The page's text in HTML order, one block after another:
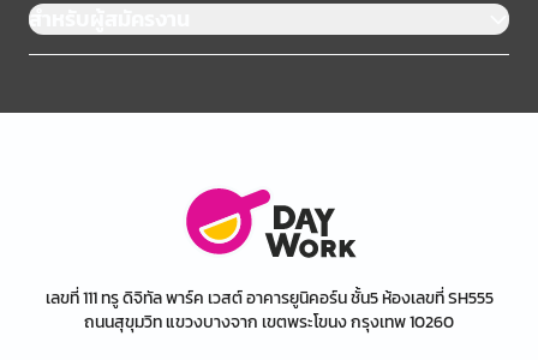
สำหรับผู้สมัครงาน
เลขที่ 111 ทรู ดิจิทัล พาร์ค เวสต์ อาคารยูนิคอร์น ชั้น5 ห้องเลขที่ SH555
ถนนสุขุมวิท แขวงบางจาก เขตพระโขนง กรุงเทพ 10260